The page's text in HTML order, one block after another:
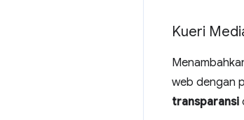
Kueri
web dengan
transparansi